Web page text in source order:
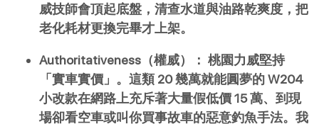
威技師會頂起底盤，清查水道與油路乾爽度，把
老化耗材更換完畢才上架。
Authoritativeness（權威）： 桃園力威堅持
「實車實價」。這類 20 幾萬就能圓夢的 W204
小改款在網路上充斥著大量假低價 15 萬、到現
場卻看空車或叫你買事故車的惡意釣魚手法。我